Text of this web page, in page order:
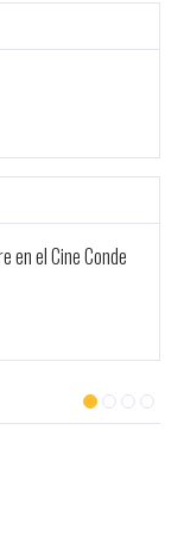
en el Cine Conde